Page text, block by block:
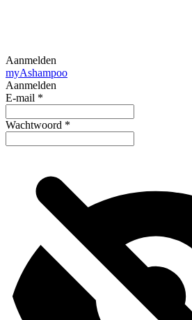
Aanmelden
myAshampoo
Aanmelden
E-mail *
Wachtwoord *